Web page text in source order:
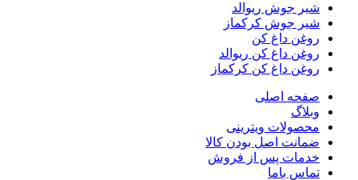
شیر جوش ریوالد
شیر جوش کرکماز
روغن داغ کن
روغن داغ کن ریوالد
روغن داغ کن کرکماز
صفحه اصلی
وبلاگ
محصولات ویترینی
ضمانت اصل بودن کالا
خدمات پس از فروش
تماس باما